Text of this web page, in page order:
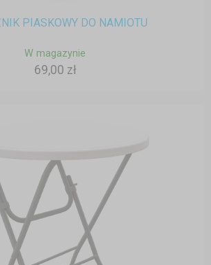
PIASKOWY DO NAMIOTU
W magazynie
69,00 zł